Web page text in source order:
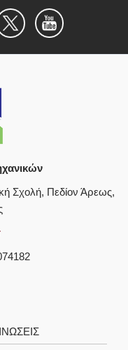
Σχολή, Πεδίον Άρεως,